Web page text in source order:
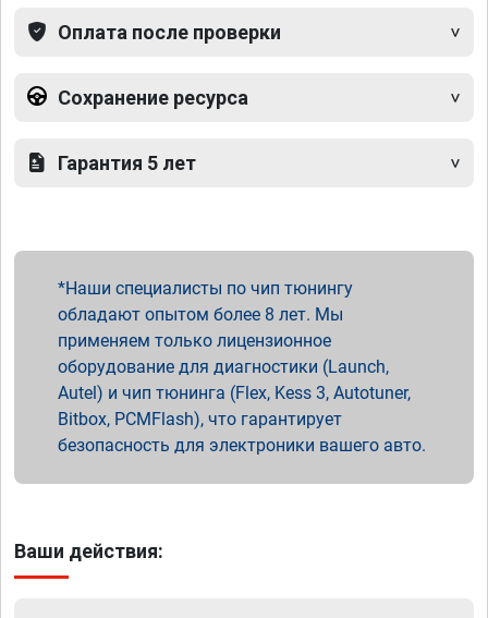
Оплата после проверки
Сохранение ресурса
Гарантия 5 лет
Наши специалисты по чип тюнингу
обладают опытом более 8 лет. Мы
применяем только лицензионное
оборудование для диагностики (Launch,
Autel) и чип тюнинга (Flex, Kess 3, Autotuner,
Bitbox, PCMFlash), что гарантирует
безопасность для электроники вашего авто.
Ваши действия: